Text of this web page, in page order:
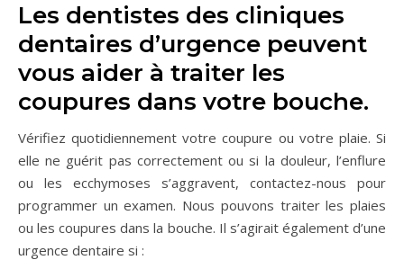
Les dentistes des cliniques
dentaires d’urgence peuvent
vous aider à traiter les
coupures dans votre bouche.
Vérifiez quotidiennement votre coupure ou votre plaie. Si
elle ne guérit pas correctement ou si la douleur, l’enflure
ou les ecchymoses s’aggravent, contactez-nous pour
programmer un examen. Nous pouvons traiter les plaies
ou les coupures dans la bouche. Il s’agirait également d’une
urgence dentaire si :